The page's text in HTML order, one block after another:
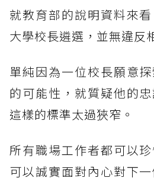
就教育部的說明資料來
大學校長遴選，並無違反
單純因為一位校長願意
的可能性，就質疑他的
這樣的標準太過狹窄。
所有職場工作者都可以
可以誠實面對內心對下